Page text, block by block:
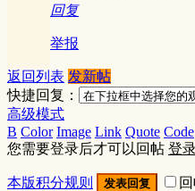
回复
举报
返回列表 发新帖
快捷回复：
高级模式
B Color Image Link Quote Code
您需要登录后才可以回帖 登
本版积分规则 发表回复